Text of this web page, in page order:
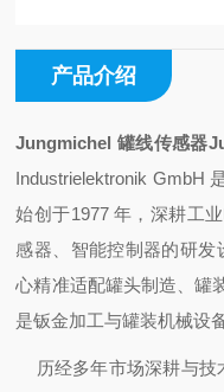
产品介绍
Jungmichel 罐线传感器
Industrielektronik GmbH
始创于1977 年，深耕工
感器、智能控制器的研
心精准适配罐头制造、罐
是钣金加工与罐装机械设
历经多年市场深耕与技